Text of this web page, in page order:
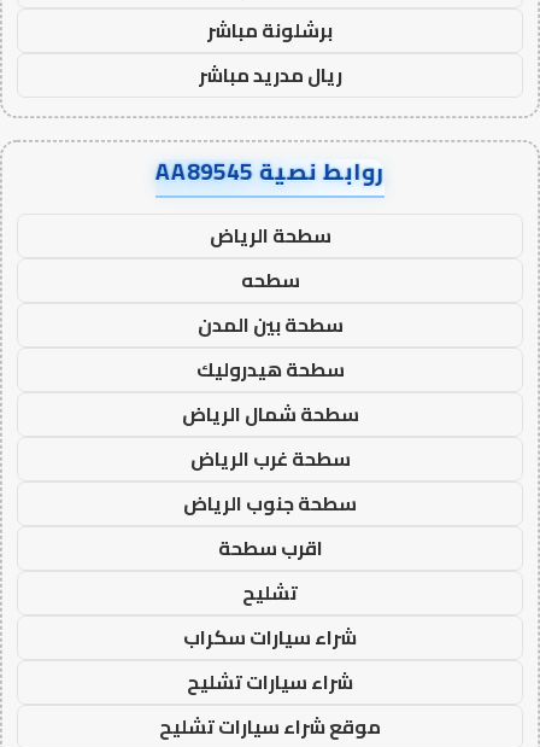
برشلونة مباشر
ريال مدريد مباشر
روابط نصية AA89545
سطحة الرياض
سطحه
سطحة بين المدن
سطحة هيدروليك
سطحة شمال الرياض
سطحة غرب الرياض
سطحة جنوب الرياض
اقرب سطحة
تشليح
شراء سيارات سكراب
شراء سيارات تشليح
موقع شراء سيارات تشليح